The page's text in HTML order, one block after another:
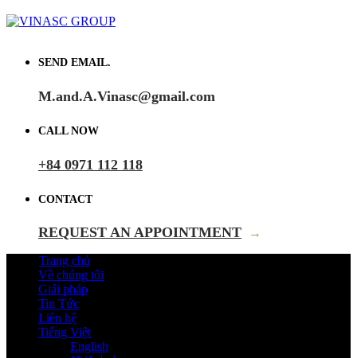
SEND EMAIL.
M.and.A.Vinasc@gmail.com
CALL NOW
+84 0971 112 118
CONTACT
REQUEST AN APPOINTMENT →
Trang chủ
Về chúng tôi
Giải pháp
Tin Tức
Liên hệ
Tiếng Việt
English